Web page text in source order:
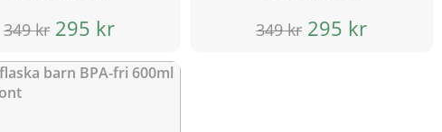
349 kr 295 kr 349 kr 295 kr